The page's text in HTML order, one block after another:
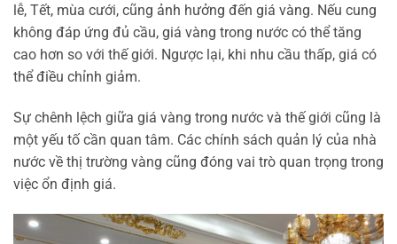
lễ, Tết, mùa cưới, cũng ảnh hưởng đến giá vàng. Nếu cung
không đáp ứng đủ cầu, giá vàng trong nước có thể tăng
cao hơn so với thế giới. Ngược lại, khi nhu cầu thấp, giá có
thể điều chỉnh giảm.
Sự chênh lệch giữa giá vàng trong nước và thế giới cũng là
một yếu tố cần quan tâm. Các chính sách quản lý của nhà
nước về thị trường vàng cũng đóng vai trò quan trọng trong
việc ổn định giá.